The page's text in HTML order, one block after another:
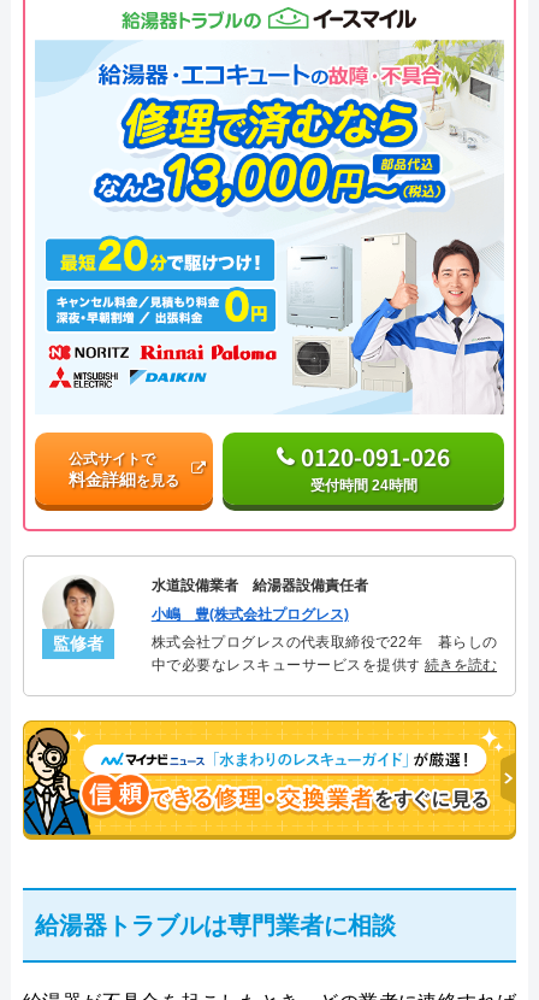
公式サイトで
料金詳細を見る
0120-091-026
受付時間 24時間
監修者
水道設備業者 給湯器設備責任者
小嶋 豊(株式会社プログレス)
株式会社プログレスの代表取締役で22年 暮らしの
中で必要なレスキューサービスを提供する株式会社
決。多くのお客様に信頼される「給湯器」のスペシ
ャリスト。
続きを読む
給湯器トラブルは専門業者に相談